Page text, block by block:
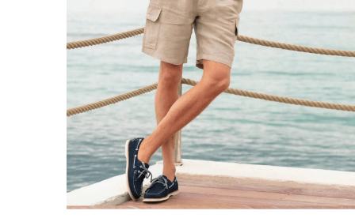
Beutel
Alle Beutel anzeigen
Schuhe
Flip Flops
Loafer
Beachwear-Schuhe
Alle Schuhe anzeigen
Outdoor